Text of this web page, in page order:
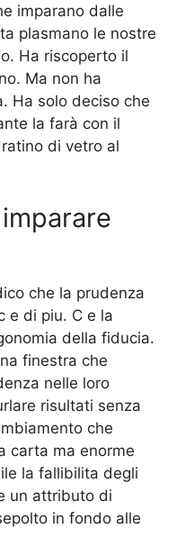
imparano dalle
plasmano le nostre
Ha riscoperto il
Ma non ha
Ha solo deciso che
la farà con il
di vetro al
che la prudenza
e di piu. C e la
della fiducia.
finestra che
nelle loro
risultati senza
che
carta ma enorme
la fallibilita degli
un attributo di
in fondo alle